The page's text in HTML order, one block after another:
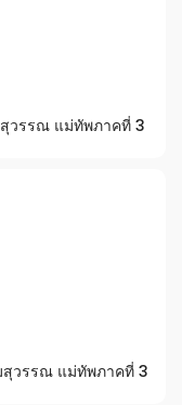
วรรณ แม่ทัพภาคที่ 3
วรรณ แม่ทัพภาคที่ 3